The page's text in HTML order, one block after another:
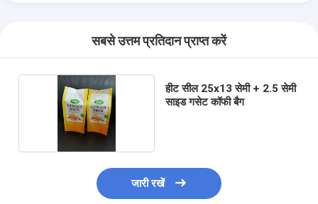
सबसे उत्तम प्रतिदान प्राप्त करें
हीट सील 25x13 सेमी + 2.5 सेमी
साइड गसेट कॉफी बैग
जारी रखें